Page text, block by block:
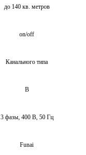
до 140 кв. метров
on/off
Канального типа
B
3 фазы, 400 В, 50 Гц
Funai